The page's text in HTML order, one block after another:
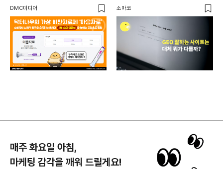
충족하는 동시에 서비스의 접근성을
DMC미디어 소마코
매주 화요일 아침,
마케팅 감각을 깨워 드릴게요!